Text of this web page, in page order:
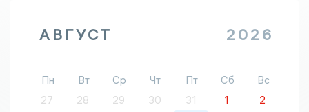
АВГУСТ 2026
Пн Вт Ср Чт Пт Сб
Вс
27
28 29 30 31 1
2